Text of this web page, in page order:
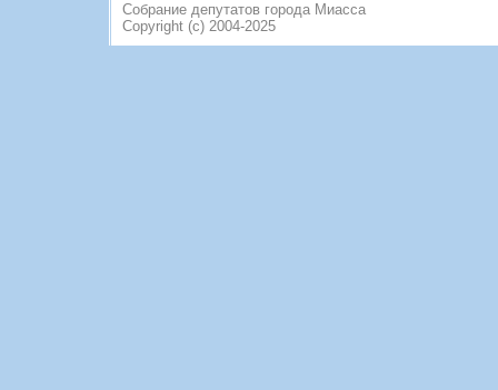
Собрание депутатов города Миасса
Copyright (c) 2004-2025